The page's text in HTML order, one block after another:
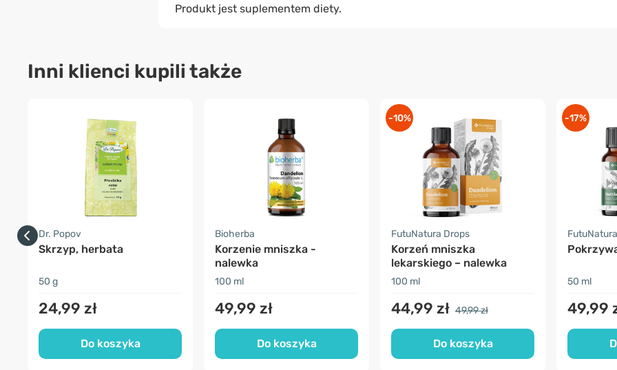
Produkt jest suplementem diety.
Inni klienci kupili także
Dr. Popov
Skrzyp, herbata
50 g
24,99 zł
Do koszyka
Bioherba
Korzenie mniszka -
nalewka
100 ml
49,99 zł
Do koszyka
-10%
FutuNatura Drops
Korzeń mniszka
lekarskiego – nalewka
100 ml
44,99 zł 49,99 zł
Do koszyka
-17%
50 ml
49,99